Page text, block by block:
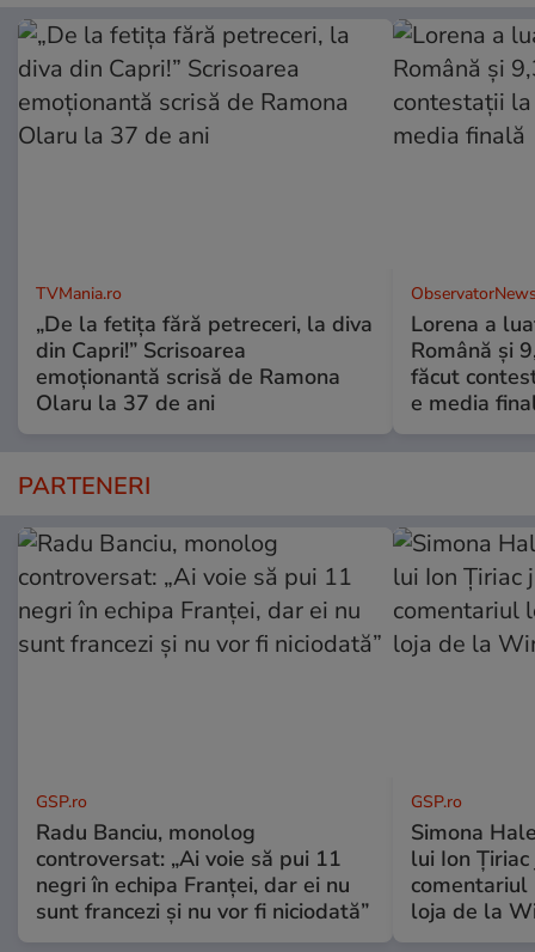
TVMania.ro
„De la fetița fără petreceri, la diva
din Capri!” Scrisoarea
emoționantă scrisă de Ramona
Olaru la 37 de ani
Lorena a
Română şi
făcut
e media
PARTENERI
GSP.ro
Radu Banciu, monolog
controversat: „Ai voie să pui 11
negri în echipa Franței, dar ei nu
sunt francezi și nu vor fi niciodată”
GSP.ro
Simona
lui Ion
loja de la